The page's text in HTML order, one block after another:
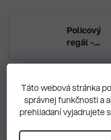
Táto webová stránka
správnej funkčnosti a
prehliadaní vyjadrujete
Policový
regál -
Návod na
montáž
regálov